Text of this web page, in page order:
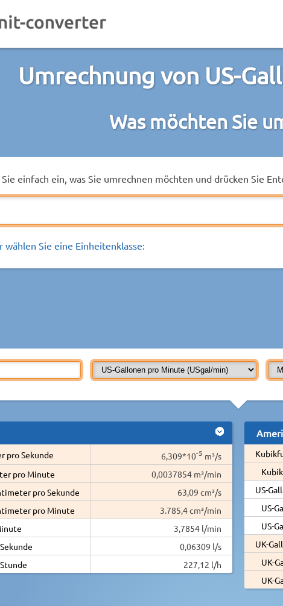
Umrechnung von US-
Was möchten Sie
einfach ein, was Sie umrechnen möchten und drücken Sie
wählen Sie eine Einheitenklasse:
pro Sekunde 6,309*10-5 m³/s
pro Minute
0,0037854 m³/min
pro Sekunde
63,09 cm³/s
pro Minute
3.785,4 cm³/min
3,7854 l/min
0,06309 l/s
227,12 l/h
US-
US-
US-
UK-
UK-
UK-